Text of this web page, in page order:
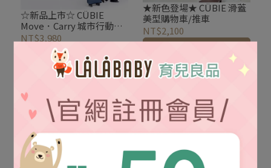
☆新品上市☆ CÜBIE
Move．Carry 城市行動載
具
NT$3,980
加入購物車
★新色登場★ CÜBIE 滑蓋
美型購物車/推車
NT$2,100